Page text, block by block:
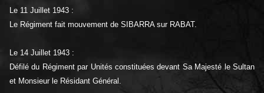
Le 11 Juillet 1943 :
Le Régiment fait mouvement de SIBARRA sur RABAT.
Le 14 Juillet 1943 :
Défilé du Régiment par Unités constituées devant Sa Majesté le Sultan
et Monsieur le Résidant Général.